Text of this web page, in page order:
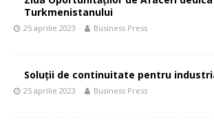
Turkmenistanului
25 aprilie 2023 Business Press
Soluții de continuitate pentru
25 aprilie 2023 Business Press